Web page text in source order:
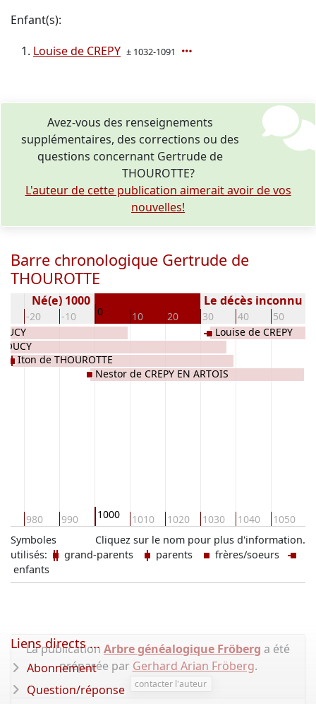
Enfant(s):
Louise de CREPY ± 1032-1091
Avez-vous des renseignements
supplémentaires, des corrections ou des
questions concernant Gertrude de
THOUROTTE?
L'auteur de cette publication aimerait avoir de vos
nouvelles!
Barre chronologique Gertrude de
THOUROTTE
-20 -10 0 10 20 30 40 50
Né(e) 1000 Le décès inconnu
980 990 1000 1010 1020 1030 1040 1050
Iton de THOUROTTE
Nestor de CREPY EN ARTOIS
Louise de CREPY
Cliquez sur le nom pour plus d'information.
Symboles
utilisés:
grand-parents parents
frères/soeurs
enfants
La publication Arbre généalogique Fröberg a été
préparée par Gerhard Arian Fröberg.
contacter l'auteur
Liens directs ...
Abonnement
Question/réponse